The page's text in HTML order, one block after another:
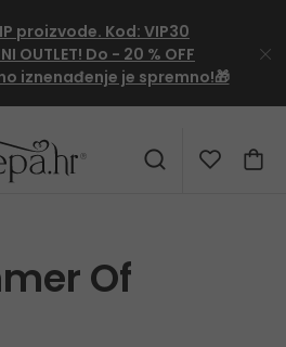
proizvode. Kod: VIP30
OUTLET! Do - 20 % OFF
iznenađenje je spremno!🎁
Of